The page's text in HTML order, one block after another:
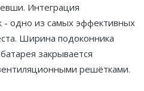
Интеграция
одно из самых эффективных
Ширина подоконника
закрывается
решётками.